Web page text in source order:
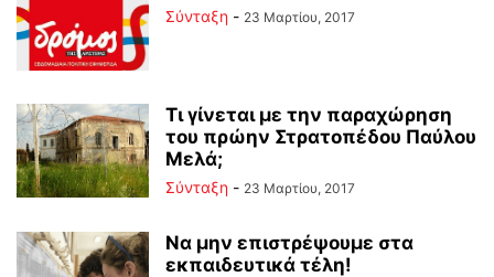
Σύνταξη - 23 Μαρτίου, 2017
Τι γίνεται με την παραχώρηση
του πρώην Στρατοπέδου Παύλου
Μελά;
Σύνταξη - 23 Μαρτίου, 2017
Να μην επιστρέψουμε στα
εκπαιδευτικά τέλη!